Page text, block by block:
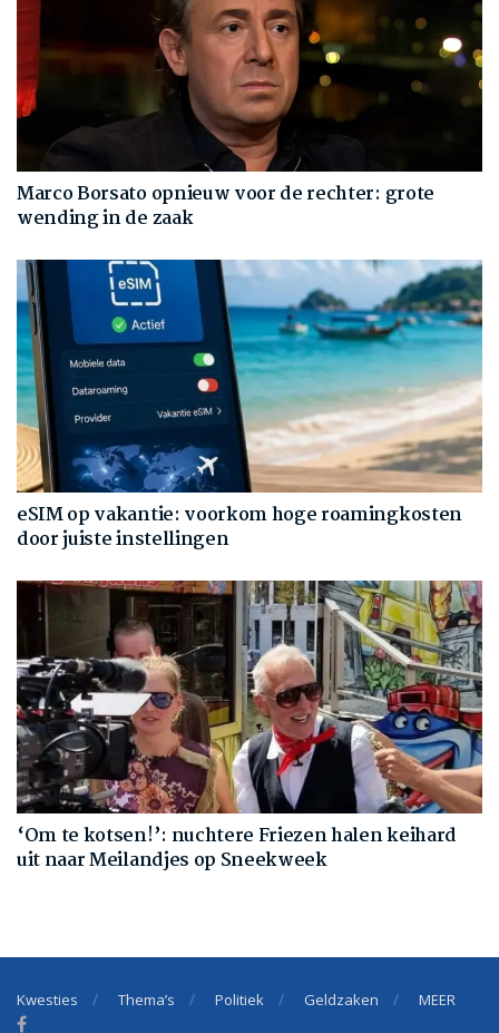
Marco Borsato opnieuw voor de rechter: grote
wending in de zaak
eSIM op vakantie: voorkom hoge roamingkosten
door juiste instellingen
‘Om te kotsen!’: nuchtere Friezen halen keihard
uit naar Meilandjes op Sneekweek
Kwesties Thema’s Politiek Geldzaken MEER